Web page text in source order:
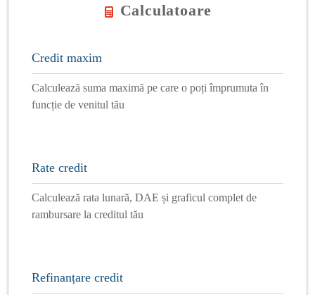
Calculatoare
Credit maxim
Calculează suma maximă pe care o poți împrumuta în
funcție de venitul tău
Rate credit
Calculează rata lunară, DAE și graficul complet de
rambursare la creditul tău
Refinanțare credit